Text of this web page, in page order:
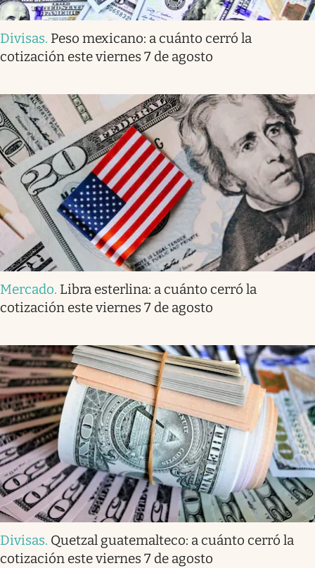
Divisas. Peso mexicano: a cuánto cerró la
cotización este viernes 7 de agosto
Mercado. Libra esterlina: a cuánto cerró la
cotización este viernes 7 de agosto
Divisas. Quetzal guatemalteco: a cuánto cerró la
cotización este viernes 7 de agosto